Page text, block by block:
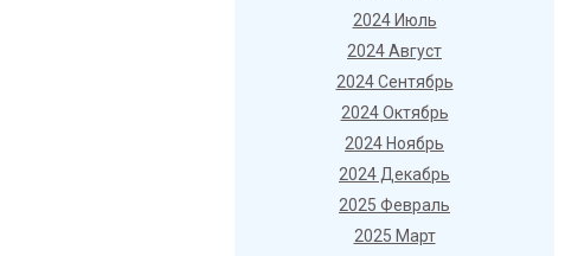
2024 Июль
2024 Август
2024 Сентябрь
2024 Октябрь
2024 Ноябрь
2024 Декабрь
2025 Февраль
2025 Март